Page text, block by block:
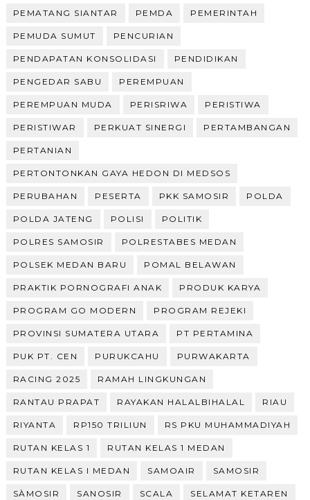
PEMATANG SIANTAR PEMDA PEMERINTAH
PEMUDA SUMUT PENCURIAN
PENDAPATAN KONSOLIDASI PENDIDIKAN
PENGEDAR SABU PEREMPUAN
PEREMPUAN MUDA PERISRIWA PERISTIWA
PERISTIWAR PERKUAT SINERGI PERTAMBANGAN
PERTANIAN
PERTONTONKAN GAYA HEDON DI MEDSOS
PERUBAHAN PESERTA PKK SAMOSIR POLDA
POLDA JATENG POLISI POLITIK
POLRES SAMOSIR POLRESTABES MEDAN
POLSEK MEDAN BARU POMAL BELAWAN
PRAKTIK PORNOGRAFI ANAK PRODUK KARYA
PROGRAM GO MODERN PROGRAM REJEKI
PROVINSI SUMATERA UTARA PT PERTAMINA
PUK PT. CEN PURUKCAHU PURWAKARTA
RACING 2025 RAMAH LINGKUNGAN
RANTAU PRAPAT RAYAKAN HALALBIHALAL RIAU
RIYANTA RP150 TRILIUN RS PKU MUHAMMADIYAH
RUTAN KELAS 1 RUTAN KELAS 1 MEDAN
RUTAN KELAS I MEDAN SAMOAIR SAMOSIR
SÀMOSIR SANOSIR SCALA SELAMAT KETAREN